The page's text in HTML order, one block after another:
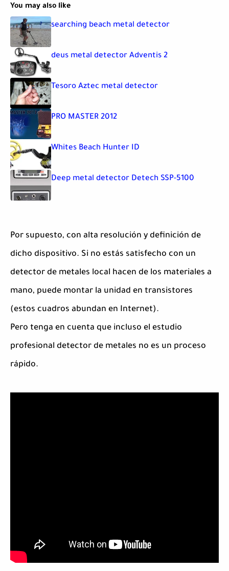
You may also like
searching beach metal detector
deus metal detector Adventis 2
Tesoro Aztec metal detector
PRO MASTER 2012
Whites Beach Hunter ID
Deep metal detector Detech SSP-5100
Por supuesto, con alta resolución y definición de
dicho dispositivo. Si no estás satisfecho con un
detector de metales local hacen de los materiales a
mano, puede montar la unidad en transistores
(estos cuadros abundan en Internet).
Pero tenga en cuenta que incluso el estudio
profesional detector de metales no es un proceso
rápido.